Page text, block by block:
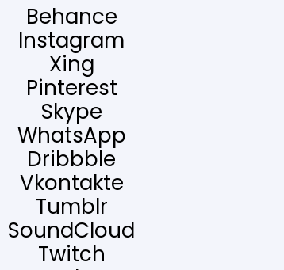
Behance
Instagram
Xing
Pinterest
Skype
WhatsApp
Dribbble
Vkontakte
Tumblr
SoundCloud
Twitch